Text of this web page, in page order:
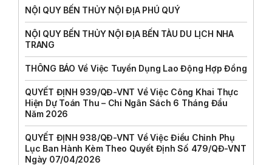
NỘI QUY BẾN THỦY NỘI ĐỊA PHÚ QUÝ
NỘI QUY BẾN THỦY NỘI ĐỊA BẾN TÀU DU LỊCH NHA
TRANG
THÔNG BÁO Về Việc Tuyển Dụng Lao Động Hợp Đồng
QUYẾT ĐỊNH 939/QĐ-VNT Về Việc Công Khai Thực
Hiện Dự Toán Thu – Chi Ngân Sách 6 Tháng Đầu
Năm 2026
QUYẾT ĐỊNH 938/QĐ-VNT Về Việc Điều Chỉnh Phụ
Lục Ban Hành Kèm Theo Quyết Định Số 479/QĐ-VNT
Ngày 07/04/2026